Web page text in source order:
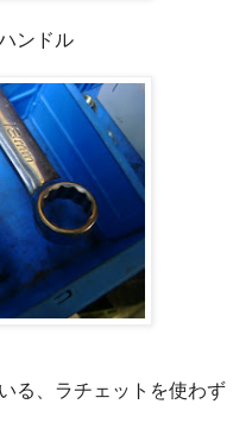
ンドル
る、ラチェットを使わず